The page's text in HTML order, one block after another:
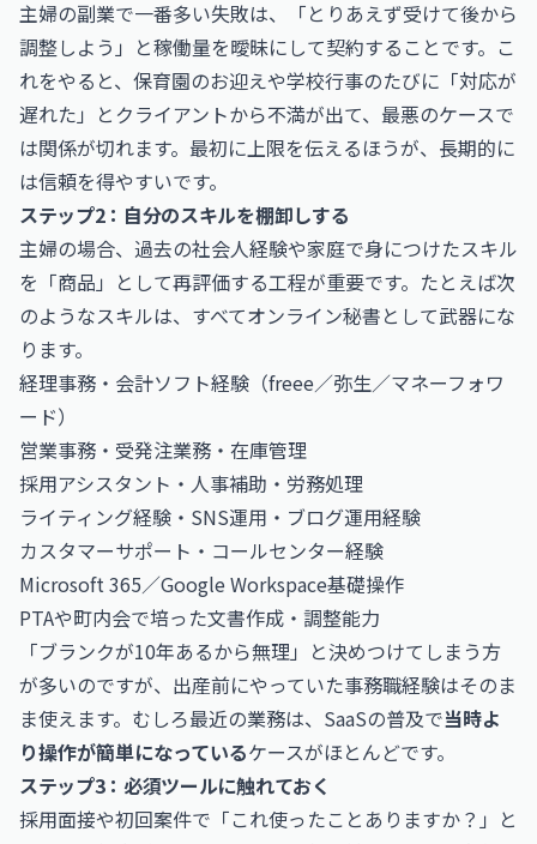
主婦の副業で一番多い失敗は、「とりあえず受けて後から
調整しよう」と稼働量を曖昧にして契約することです。こ
れをやると、保育園のお迎えや学校行事のたびに「対応が
遅れた」とクライアントから不満が出て、最悪のケースで
は関係が切れます。最初に上限を伝えるほうが、長期的に
は信頼を得やすいです。
ステップ2：自分のスキルを棚卸しする
主婦の場合、過去の社会人経験や家庭で身につけたスキル
を「商品」として再評価する工程が重要です。たとえば次
のようなスキルは、すべてオンライン秘書として武器にな
ります。
経理事務・会計ソフト経験（freee／弥生／マネーフォワ
ード）
営業事務・受発注業務・在庫管理
採用アシスタント・人事補助・労務処理
ライティング経験・SNS運用・ブログ運用経験
カスタマーサポート・コールセンター経験
Microsoft 365／Google Workspace基礎操作
PTAや町内会で培った文書作成・調整能力
「ブランクが10年あるから無理」と決めつけてしまう方
が多いのですが、出産前にやっていた事務職経験はそのま
ま使えます。むしろ最近の業務は、SaaSの普及で当時よ
り操作が簡単になっているケースがほとんどです。
ステップ3：必須ツールに触れておく
採用面接や初回案件で「これ使ったことありますか？」と